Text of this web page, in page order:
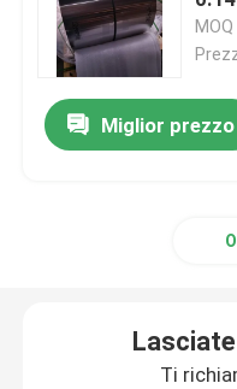
Chiedi un preventivo
di alluminio
nastro di alluminio
Miglior prezzo
Ti